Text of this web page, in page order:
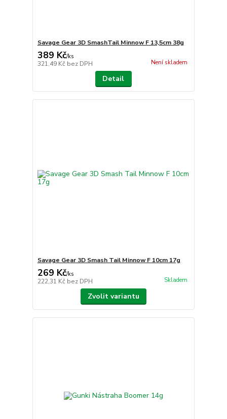
Savage Gear 3D SmashTail Minnow F 13,5cm 38g
389 Kč/ks
321,49 Kč bez DPH Není skladem
Detail
Savage Gear 3D Smash Tail Minnow F 10cm 17g
269 Kč/ks
222,31 Kč bez DPH Skladem
Zvolit variantu